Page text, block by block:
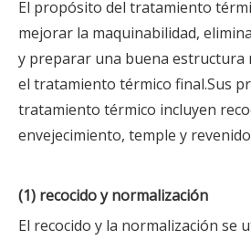
El propósito del tratamiento
mejorar la maquinabilidad,
y preparar una buena estructura
el tratamiento térmico final.Sus
tratamiento térmico incluyen
envejecimiento, temple y
(1) recocido y normalización
El recocido y la normalización se